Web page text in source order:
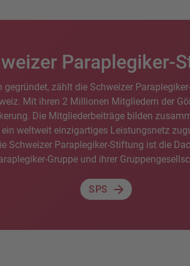
Paraplegiker-
gegründet, zählt die Schweizer
Mit ihren 2 Millionen Mitgliedern der
Die Mitgliederbeiträge bilden
weltweit einzigartiges Leistungsnetz
Schweizer Paraplegiker-Stiftung ist die
Gruppe und ihrer
SPS